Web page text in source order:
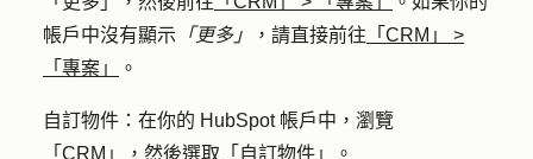
帳戶中沒有顯示 「更多」 ，請直接前往 「CRM」
>
「專案」
。
自訂物件 ：在你的 HubSpot 帳戶中，瀏覽
「CRM」，然後選取「自訂物件」。